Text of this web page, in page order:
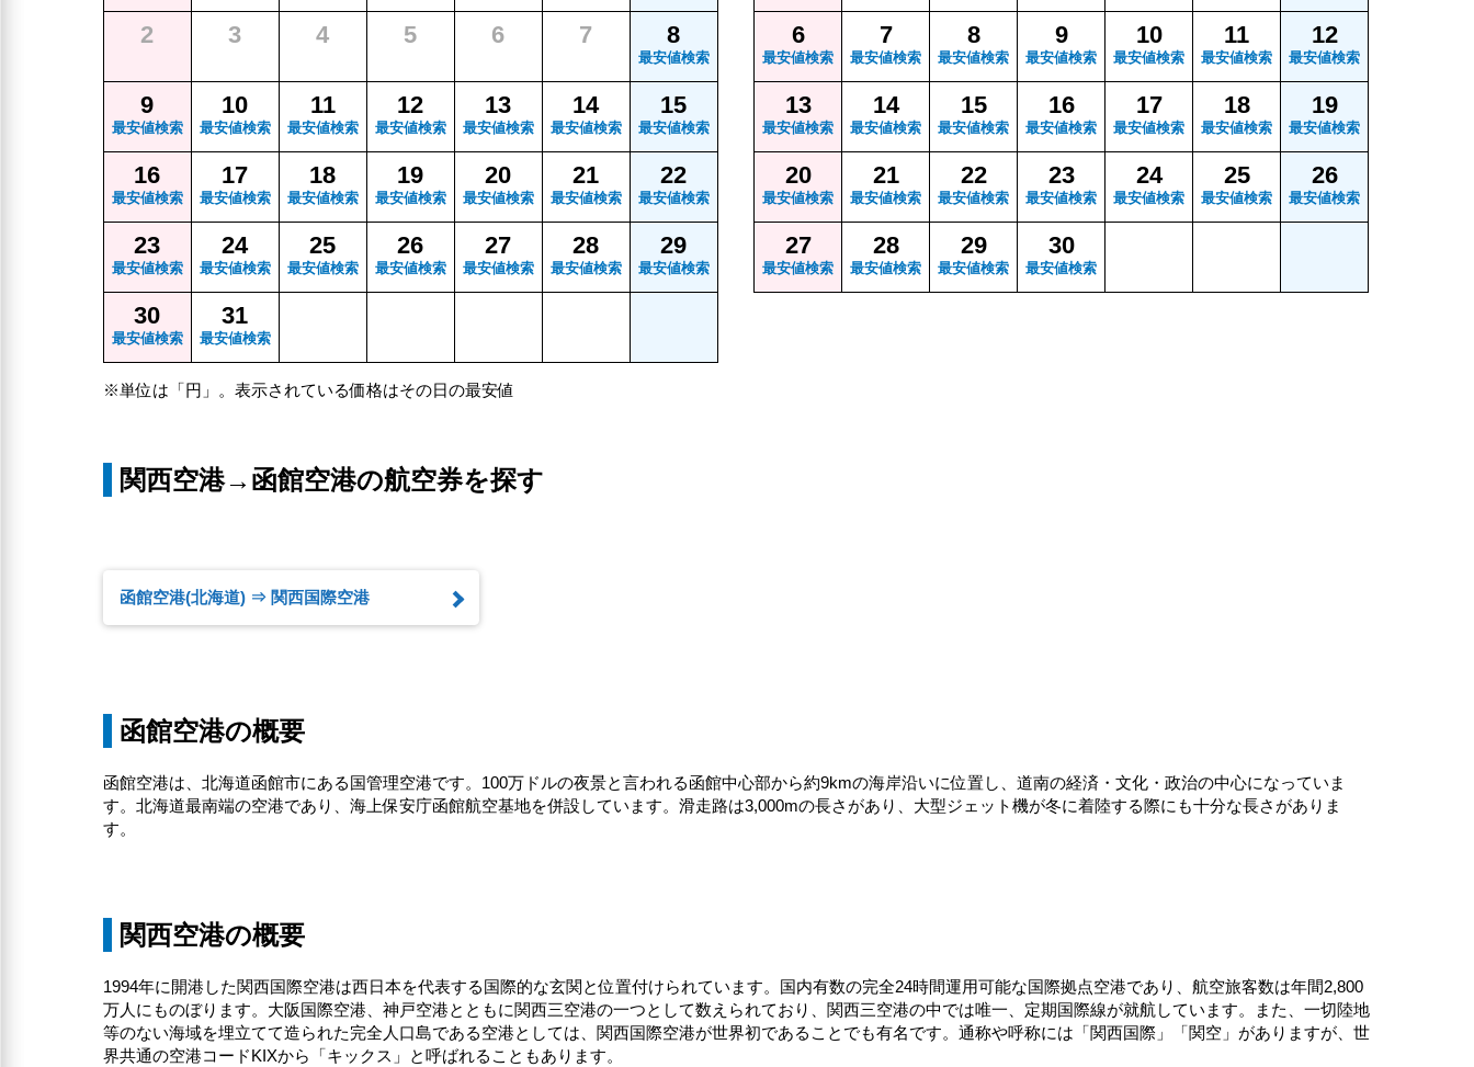
2 3 4 5 6 7 8
最安値検索
9
最安値検索
10
最安値検索
11
最安値検索
12
最安値検索
13
最安値検索
14
最安値検索
15
最安値検索
16
最安値検索
17
最安値検索
18
最安値検索
19
最安値検索
20
最安値検索
21
最安値検索
22
最安値検索
23
最安値検索
24
最安値検索
25
最安値検索
26
最安値検索
27
最安値検索
28
最安値検索
29
最安値検索
30
最安値検索
31
最安値検索
6
最安値検索
7
最安値検索
8
最安値検索
9
最安値検索
10
最安値検索
11
最安値検索
12
最安値検索
13
最安値検索
14
最安値検索
15
最安値検索
16
最安値検索
17
最安値検索
18
最安値検索
19
最安値検索
20
最安値検索
21
最安値検索
22
最安値検索
23
最安値検索
24
最安値検索
25
最安値検索
26
最安値検索
27
最安値検索
28
最安値検索
29
最安値検索
30
最安値検索
※単位は「円」。表示されている価格はその日の最安値
関西空港→函館空港の航空券を探す
函館空港(北海道) ⇒ 関西国際空港
函館空港の概要
函館空港は、北海道函館市にある国管理空港です。100万ドルの夜景と言われる函館中心部から約9kmの海岸沿いに位置し、道南の経済・文化・政治の中心になっていま
す。北海道最南端の空港であり、海上保安庁函館航空基地を併設しています。滑走路は3,000mの長さがあり、大型ジェット機が冬に着陸する際にも十分な長さがありま
す。
関西空港の概要
1994年に開港した関西国際空港は西日本を代表する国際的な玄関と位置付けられています。国内有数の完全24時間運用可能な国際拠点空港であり、航空旅客数は年間2,800
万人にものぼります。大阪国際空港、神戸空港とともに関西三空港の一つとして数えられており、関西三空港の中では唯一、定期国際線が就航しています。また、一切陸地
等のない海域を埋立てて造られた完全人口島である空港としては、関西国際空港が世界初であることでも有名です。通称や呼称には「関西国際」「関空」がありますが、世
界共通の空港コードKIXから「キックス」と呼ばれることもあります。